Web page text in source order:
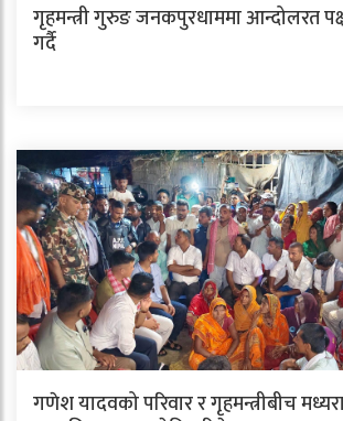
गृहमन्त्री गुरुङ जनकपुरधाममा आन्दोलरत
गर्दै
गणेश यादवको परिवार र गृहमन्त्रीबीच